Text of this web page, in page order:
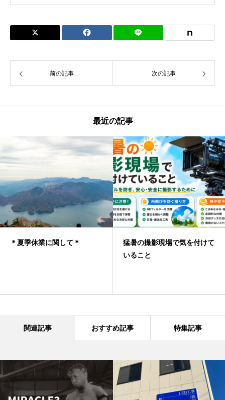
前の記事 次の記事
最近の記事
＊夏季休業に関して＊
猛暑の撮影現場で気を付けて
いること
関連記事 おすすめ記事 特集記事